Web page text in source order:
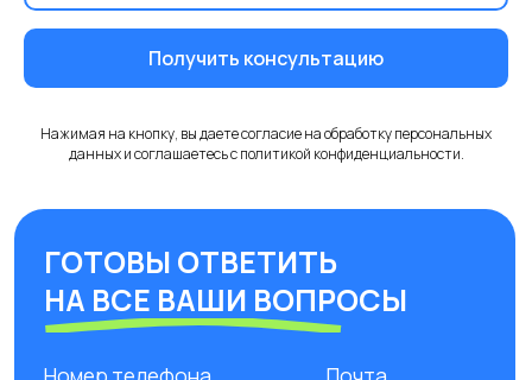
Получить консультацию
Нажимая на кнопку, вы даете согласие на обработку персональных
данных и соглашаетесь c политикой конфиденциальности.